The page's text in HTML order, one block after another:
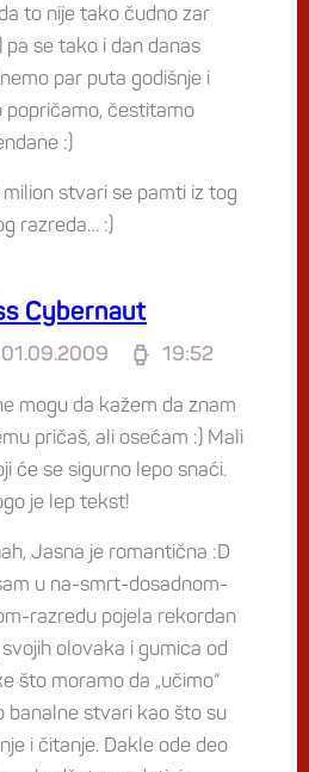
to nije tako čudno zar
pa se tako i dan danas
par puta godišnje i
popričamo, čestitamo
:)
milion stvari se pamti iz tog
razreda… :)
Cybernaut
01.09.2009 19:52
mogu da kažem da znam
pričaš, ali osećam :) Mali
će se sigurno lepo snaći.
je lep tekst!
Jasna je romantična :D
u na-smrt-dosadnom-
razredu pojela rekordan
olovaka i gumica od
što moramo da „učimo“
banalne stvari kao što su
i čitanje. Dakle ode deo